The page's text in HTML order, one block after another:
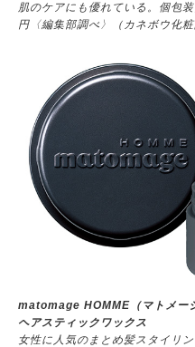
肌のケアにも優れている。個包
円〈編集部調べ〉（カネボウ化粧
matomage HOMME（マトメー
ヘアスティックワックス
女性に人気のまとめ髪スタイリ